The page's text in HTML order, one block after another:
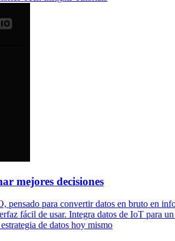
mejores decisiones
para convertir datos en bruto en
fácil de usar. Integra datos de IoT para
de datos hoy mismo